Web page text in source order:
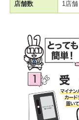
店舗数 1店舗